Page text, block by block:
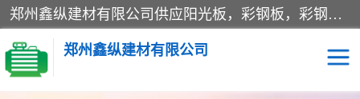
郑州鑫纵建材有限公司供应阳光板，彩钢板，彩钢钢构工程是一家集生产销售租赁安装于一体的企业，主要生产PC采光板，耐力板，仿古琉璃采光板，岩棉板、彩钢压型板、镀锌压型板、桁架楼承板，C、Z型钢檩条、围挡板、轻钢结构，阳光温室大棚等新型建材产品。公司旗下有多台移动式高空压瓦机租赁，承接全国各地业务，专业对外租赁各种型号压瓦机。
郑州鑫纵建材有限公司